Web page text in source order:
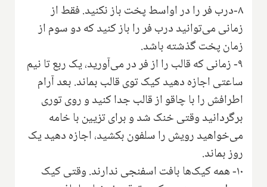
۸-درب فر را در اواسط پخت باز نکنید. فقط از
زمانی می‌توانید درب فر را باز کنید که دو سوم از
زمان پخت گذشته باشد.
۹- زمانی که قالب را از فر در می‌آورید، یک ربع تا نیم
ساعتی اجازه دهید کیک توی قالب بماند. بعد آرام
اطرافش را با چاقو از قالب جدا کنید و روی توری
برگردانید وقتی خنک شد و برای تزیین با خامه
می‌خواهید رویش را سلفون بکشید، اجازه دهید یک
روز بماند.
۱۰- همه کیک‌ها بافت اسفنجی ندارند. وقتی کیک